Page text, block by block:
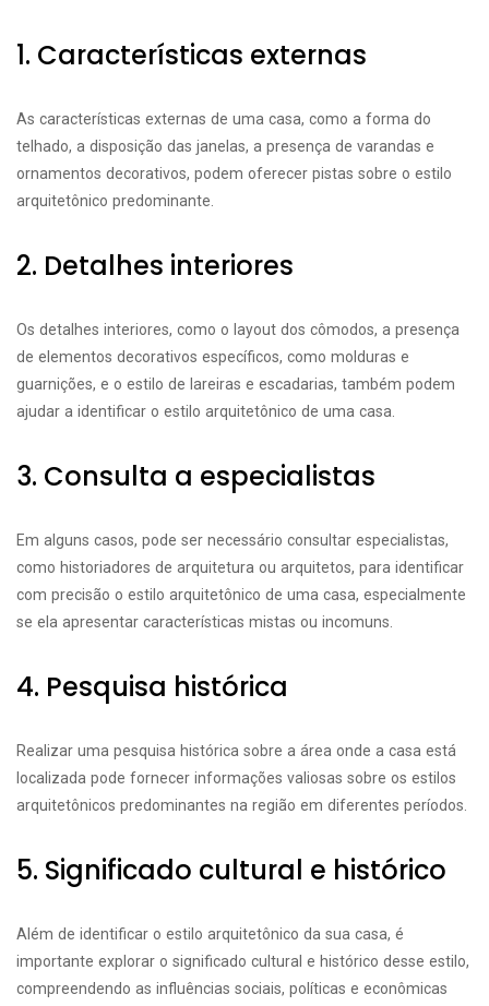
1. Características externas
As características externas de uma casa, como a forma do
telhado, a disposição das janelas, a presença de varandas e
ornamentos decorativos, podem oferecer pistas sobre o estilo
arquitetônico predominante.
2. Detalhes interiores
Os detalhes interiores, como o layout dos cômodos, a presença
de elementos decorativos específicos, como molduras e
guarnições, e o estilo de lareiras e escadarias, também podem
ajudar a identificar o estilo arquitetônico de uma casa.
3. Consulta a especialistas
Em alguns casos, pode ser necessário consultar especialistas,
como historiadores de arquitetura ou arquitetos, para identificar
com precisão o estilo arquitetônico de uma casa, especialmente
se ela apresentar características mistas ou incomuns.
4. Pesquisa histórica
Realizar uma pesquisa histórica sobre a área onde a casa está
localizada pode fornecer informações valiosas sobre os estilos
arquitetônicos predominantes na região em diferentes períodos.
5. Significado cultural e histórico
Além de identificar o estilo arquitetônico da sua casa, é
importante explorar o significado cultural e histórico desse estilo,
compreendendo as influências sociais, políticas e econômicas